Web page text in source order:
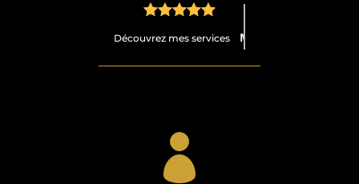

Découvrez mes services Médium
